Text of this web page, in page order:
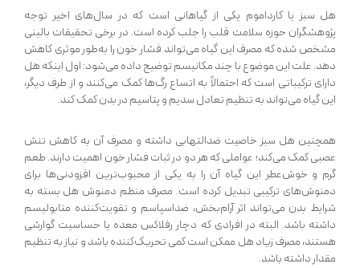
هل سبز یا کارداموم یکی از گیاهانی است که در سال‌های اخیر توجه
پژوهشگران حوزه سلامت قلب را جلب کرده است. در برخی تحقیقات بالینی
مشخص شده که مصرف این گیاه می‌تواند فشار خون را به‌طور موثری کاهش
دهد. علت این موضوع با چند مکانیسم توضیح داده می‌شود: اول اینکه هل
دارای ترکیباتی است که احتمالاً به اتساع رگ‌ها کمک می‌کنند و از طرف دیگر،
این گیاه می‌تواند به تنظیم تعادل سدیم و پتاسیم در بدن کمک کند.
همچنین هل سبز خاصیت ضدالتهابی داشته و مصرف آن به کاهش تنش
عصبی کمک می‌کند؛ عواملی که هر دو در ثبات فشار خون اهمیت دارند. طعم
گرم و خوش‌عطر این گیاه آن را به یکی از محبوب‌ترین افزودنی‌ها برای
دمنوش‌های ترکیبی تبدیل کرده است. مصرف منظم دمنوش هل بسته به
شرایط بدن می‌تواند اثر آرام‌بخش، ضداسپاسم و تقویت‌کننده متابولیسم
داشته باشد. البته در افرادی که دچار رفلاکس معده یا حساسیت گوارشی
هستند، مصرف زیاد هل ممکن است کمی تحریک‌کننده باشد و نیاز به تنظیم
مقدار داشته باشد.